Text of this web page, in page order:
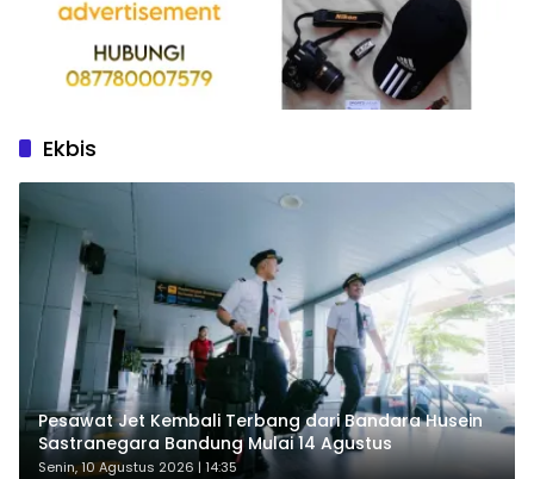
Ekbis
Pesawat Jet Kembali Terbang dari Bandara Husein
Sastranegara Bandung Mulai 14 Agustus
Senin, 10 Agustus 2026 | 14:35